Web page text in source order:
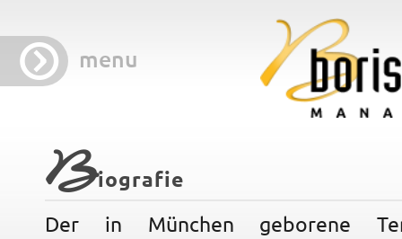
menu
Biografie
Der in München geborene